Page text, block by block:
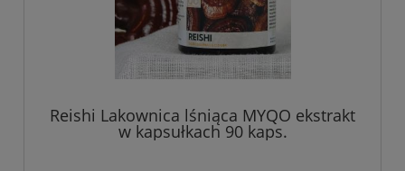
Reishi Lakownica lśniąca MYQO ekstrakt
w kapsułkach 90 kaps.